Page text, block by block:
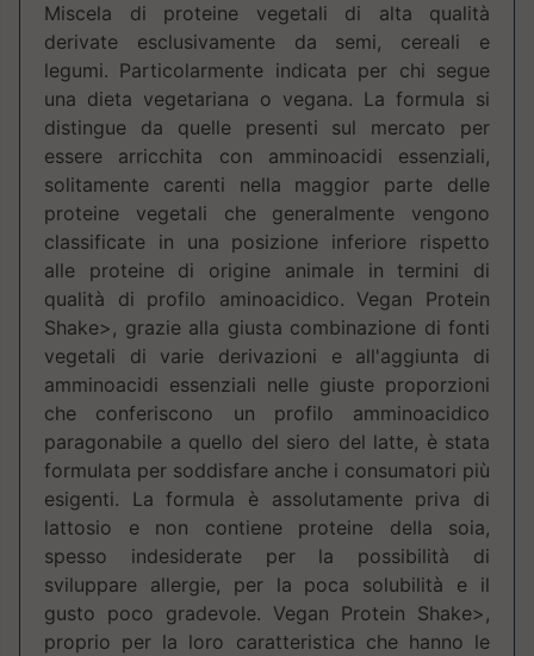
Miscela di proteine vegetali di alta qualità
derivate esclusivamente da semi, cereali e
legumi. Particolarmente indicata per chi segue
una dieta vegetariana o vegana. La formula si
distingue da quelle presenti sul mercato per
essere arricchita con amminoacidi essenziali,
solitamente carenti nella maggior parte delle
proteine vegetali che generalmente vengono
classificate in una posizione inferiore rispetto
alle proteine di origine animale in termini di
qualità di profilo aminoacidico. Vegan Protein
Shake>, grazie alla giusta combinazione di fonti
vegetali di varie derivazioni e all'aggiunta di
amminoacidi essenziali nelle giuste proporzioni
che conferiscono un profilo amminoacidico
paragonabile a quello del siero del latte, è stata
formulata per soddisfare anche i consumatori più
esigenti. La formula è assolutamente priva di
lattosio e non contiene proteine della soia,
spesso indesiderate per la possibilità di
sviluppare allergie, per la poca solubilità e il
gusto poco gradevole. Vegan Protein Shake>,
proprio per la loro caratteristica che hanno le